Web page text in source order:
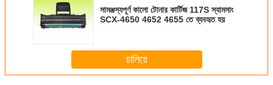
সামঞ্জস্যপূর্ণ কালো টোনার কার্টিজ 117S স্যামসাং
SCX-4650 4652 4655 তে ব্যবহৃত হয়
চালিয়ে